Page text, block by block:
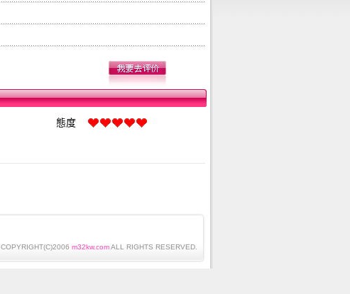
態度
COPYRIGHT(C)2006 m32kw.comALL RIGHTS RESERVED.